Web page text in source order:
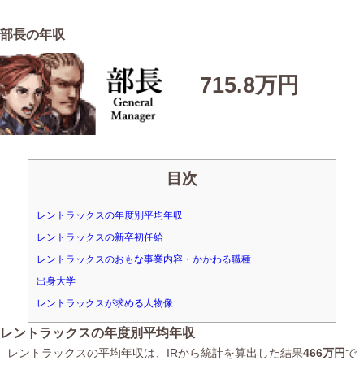
部長の年収
715.8万円
目次
レントラックスの年度別平均年収
レントラックスの新卒初任給
レントラックスのおもな事業内容・かかわる職種
出身大学
レントラックスが求める人物像
レントラックスの年度別平均年収
レントラックスの平均年収は、IRから統計を算出した結果466万円で